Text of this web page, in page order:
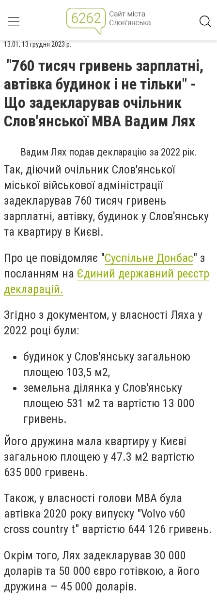
13:01, 13 грудня 2023 р.
"760 тисяч гривень зарплатні,
автівка будинок і не тільки" -
Що задекларував очільник
Слов'янської МВА Вадим Лях
Вадим Лях подав декларацію за 2022 рік.
Так, діючий очільник Слов'янської
міської військової адміністрації
задекларував 760 тисяч гривень
зарплатні, автівку, будинок у Слов'янську
та квартиру в Києві.
Про це повідомляє "Суспільне Донбас" з
посланням на Єдиний державний реєстр
декларацій.
Згідно з документом, у власності Ляха у
2022 році були:
будинок у Слов'янську загальною
площею 103,5 м2,
земельна ділянка у Слов'янську
площею 531 м2 та вартістю 13 000
гривень.
Його дружина мала квартиру у Києві
загальною площею у 47.3 м2 вартістю
635 000 гривень.
Також, у власності голови МВА була
автівка 2020 року випуску "Volvo v60
cross country t" вартістю 644 126 гривень.
Окрім того, Лях задекларував 30 000
доларів та 50 000 євро готівкою, а його
дружина — 45 000 доларів.